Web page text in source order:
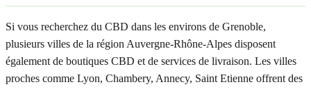
Si vous recherchez du CBD dans les environs de Grenoble,
plusieurs villes de la région Auvergne-Rhône-Alpes disposent
également de boutiques CBD et de services de livraison. Les villes
proches comme Lyon, Chambery, Annecy, Saint Etienne offrent des